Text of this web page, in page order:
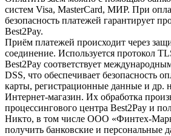
систем Visa, MasterCard, МИР. При
безопасность платежей гарантирует
Best2Pay.
Приём платежей происходит через
соединение. Используется протокол
Best2Pay соответствует
DSS, что обеспечивает безопасность
карты, регистрационные данные и др.
Интернет-магазин. Их обработка
процессингового центра Best2Pay и
Никто, в том числе ООО «Финтех-
получить банковские и персональные